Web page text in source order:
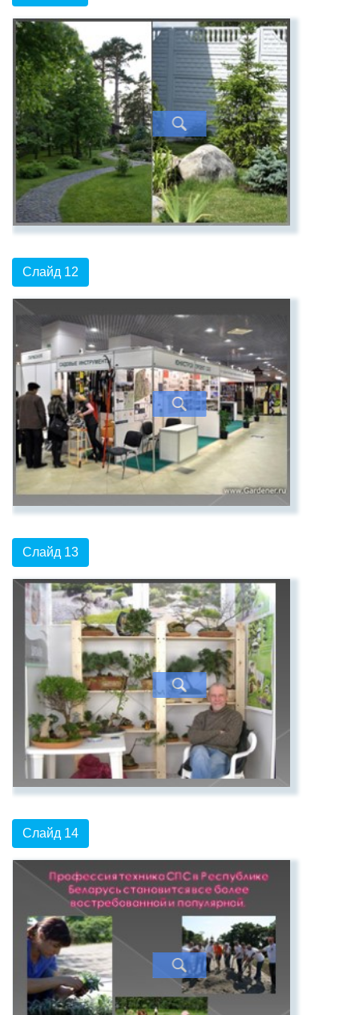
Слайд 12
Слайд 13
Слайд 14